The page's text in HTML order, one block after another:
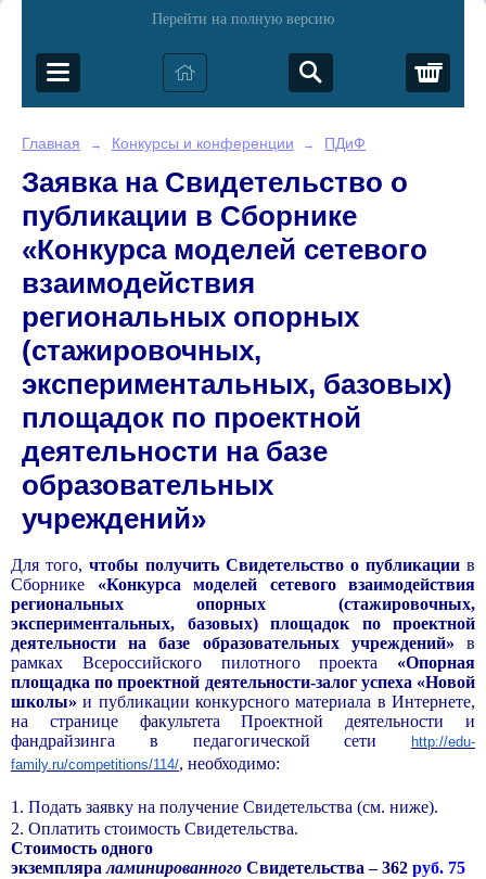
Перейти на полную версию
Главная → Конкурсы и конференции → ПДиФ
Заявка на Свидетельство о
публикации в Сборнике
«Конкурса моделей сетевого
взаимодействия
региональных опорных
(стажировочных,
экспериментальных, базовых)
площадок по проектной
деятельности на базе
образовательных
учреждений»
Для того, чтобы получить Свидетельство о публикации в
Сборнике «Конкурса моделей сетевого взаимодействия
региональных опорных (стажировочных,
экспериментальных, базовых) площадок по проектной
деятельности на базе образовательных учреждений» в
рамках Всероссийского пилотного проекта «Опорная
площадка по проектной деятельности-залог успеха «Новой
школы» и публикации конкурсного материала в Интернете,
на странице факультета Проектной деятельности и
фандрайзинга в педагогической сети
http://edu-
family.ru/competitions/114/, необходимо:
1. Подать заявку на получение Свидетельства (см. ниже).
2. Оплатить стоимость Свидетельства.
Стоимость одного
экземпляраламинированного Свидетельства – 362 руб. 75